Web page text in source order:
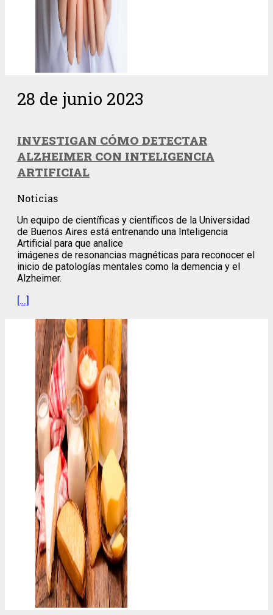
28 de junio 2023
INVESTIGAN CÓMO DETECTAR
ALZHEIMER CON INTELIGENCIA
ARTIFICIAL
Noticias
Un equipo de científicas y científicos de la Universidad
de Buenos Aires está entrenando una Inteligencia
Artificial para que analice
imágenes de resonancias magnéticas para reconocer el
inicio de patologías mentales como la demencia y el
Alzheimer.
[…]